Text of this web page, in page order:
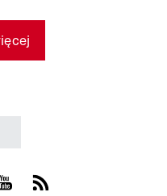
Instagram
us on Youtube
Visit us on Rss